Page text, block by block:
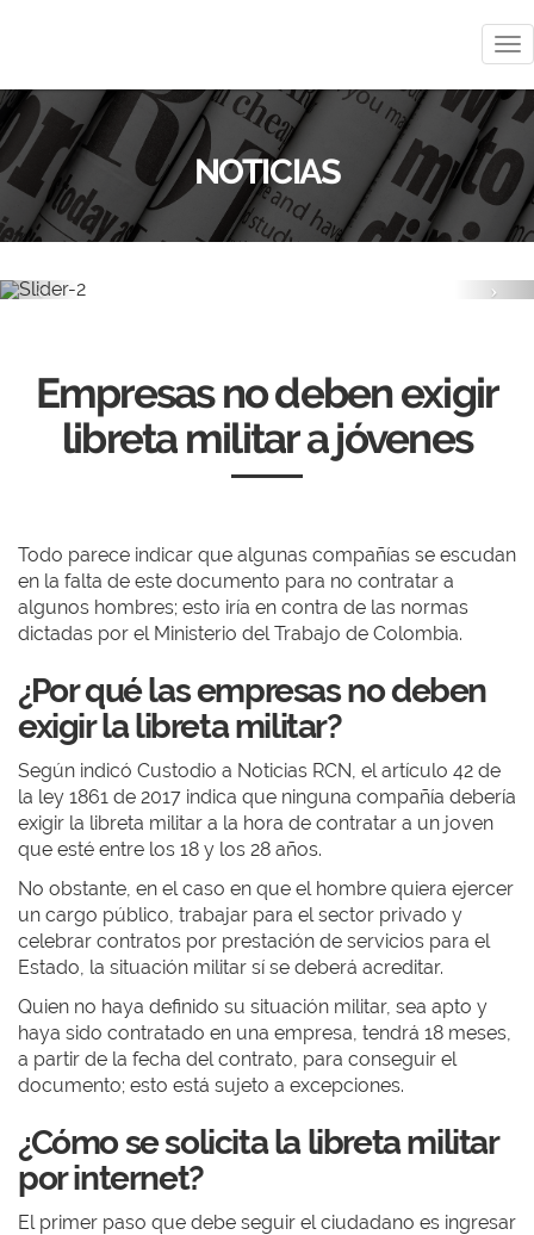
NOTICIAS
Previous
Empresas no deben exigir
libreta militar a jóvenes
Todo parece indicar que algunas compañías se escudan
en la falta de este documento para no contratar a
algunos hombres; esto iría en contra de las normas
dictadas por el Ministerio del Trabajo de Colombia.
¿Por qué las empresas no deben
exigir la libreta militar?
Según indicó Custodio a Noticias RCN, el artículo 42 de
la ley 1861 de 2017 indica que ninguna compañía debería
exigir la libreta militar a la hora de contratar a un joven
que esté entre los 18 y los 28 años.
No obstante, en el caso en que el hombre quiera ejercer
un cargo público, trabajar para el sector privado y
celebrar contratos por prestación de servicios para el
Estado, la situación militar sí se deberá acreditar.
Quien no haya definido su situación militar, sea apto y
haya sido contratado en una empresa, tendrá 18 meses,
a partir de la fecha del contrato, para conseguir el
documento; esto está sujeto a excepciones.
¿Cómo se solicita la libreta militar
por internet?
El primer paso que debe seguir el ciudadano es ingresar